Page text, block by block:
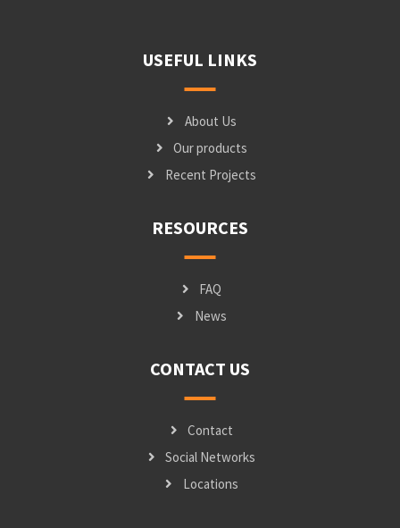
USEFUL LINKS
About Us
Our products
Recent Projects
RESOURCES
FAQ
News
CONTACT US
Contact
Social Networks
Locations